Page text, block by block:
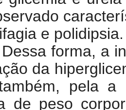
e polidipsia.
forma, a
da
pela a
de peso